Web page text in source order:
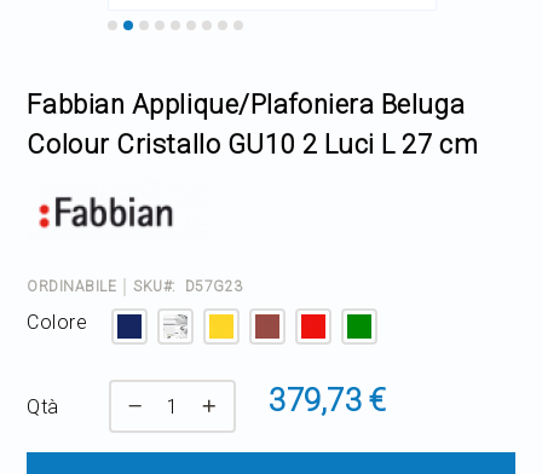
Outlet
beginning
of
the
gallery
Fabbian Applique/Plafoniera Beluga
Colour Cristallo GU10 2 Luci L 27 cm
ORDINABILE SKU D57G23
Colore
Qtà 379,73 €